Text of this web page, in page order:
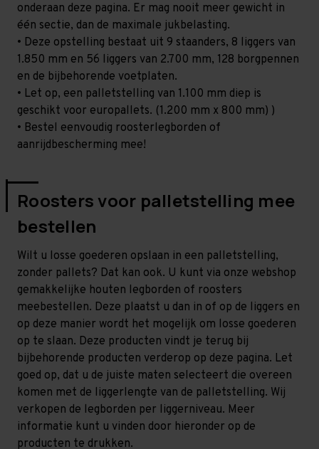
onderaan deze pagina. Er mag nooit meer gewicht in
één sectie, dan de maximale jukbelasting.
• Deze opstelling bestaat uit 9 staanders, 8 liggers van
1.850 mm en 56 liggers van 2.700 mm, 128 borgpennen
en de bijbehorende voetplaten.
• Let op, een palletstelling van 1.100 mm diep is
geschikt voor europallets. (1.200 mm x 800 mm) )
• Bestel eenvoudig roosterlegborden of
aanrijdbescherming mee!
Roosters voor palletstelling mee
bestellen
Wilt u losse goederen opslaan in een palletstelling,
zonder pallets? Dat kan ook. U kunt via onze webshop
gemakkelijke houten legborden of roosters
meebestellen. Deze plaatst u dan in of op de liggers en
op deze manier wordt het mogelijk om losse goederen
op te slaan. Deze producten vindt je terug bij
bijbehorende producten verderop op deze pagina. Let
goed op, dat u de juiste maten selecteert die overeen
komen met de liggerlengte van de palletstelling. Wij
verkopen de legborden per liggerniveau. Meer
informatie kunt u vinden door hieronder op de
producten te drukken.